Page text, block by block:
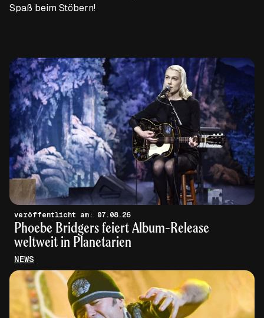
Spaß beim Stöbern!
veröffentlicht am: 07.08.26
Phoebe Bridgers feiert Album-Release
weltweit in Planetarien
NEWS